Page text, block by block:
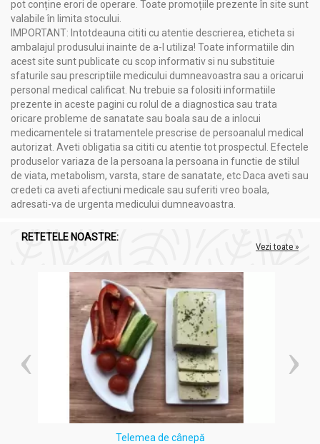
pot conține erori de operare. Toate promoțiile prezente în site sunt
valabile în limita stocului.
IMPORTANT: Intotdeauna cititi cu atentie descrierea, eticheta si
ambalajul produsului inainte de a-l utiliza! Toate informatiile din
acest site sunt publicate cu scop informativ si nu substituie
sfaturile sau prescriptiile medicului dumneavoastra sau a oricarui
personal medical calificat. Nu trebuie sa folositi informatiile
prezente in aceste pagini cu rolul de a diagnostica sau trata
oricare probleme de sanatate sau boala sau de a inlocui
medicamentele si tratamentele prescrise de persoanalul medical
autorizat. Aveti obligatia sa cititi cu atentie tot prospectul. Efectele
produselor variaza de la persoana la persoana in functie de stilul
de viata, metabolism, varsta, stare de sanatate, etc Daca aveti sau
credeti ca aveti afectiuni medicale sau suferiti vreo boala,
adresati-va de urgenta medicului dumneavoastra.
RETETELE NOASTRE:
Vezi toate »
Telemea de cânepă